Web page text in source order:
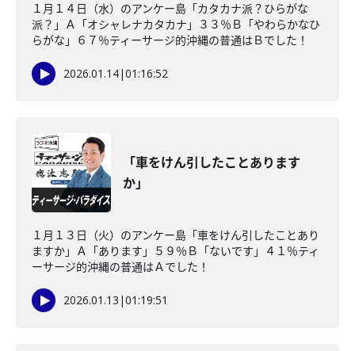
１月１４日（水）のアンケー島「カタカナ派？ひらがな
派？」Ａ「オシャレナカタカナ」３３％Ｂ「やわらかなひ
らがな」６７％ティーサージ的沖縄の普通はＢでした！
2026.01.14|01:16:52
「車をけん引したことあります
か」
１月１３日（火）のアンケー島「車をけん引したことあり
ますか」Ａ「あります」５９％Ｂ「ないです」４１％ティ
ーサージ的沖縄の普通はＡでした！
2026.01.13 |01:19:51